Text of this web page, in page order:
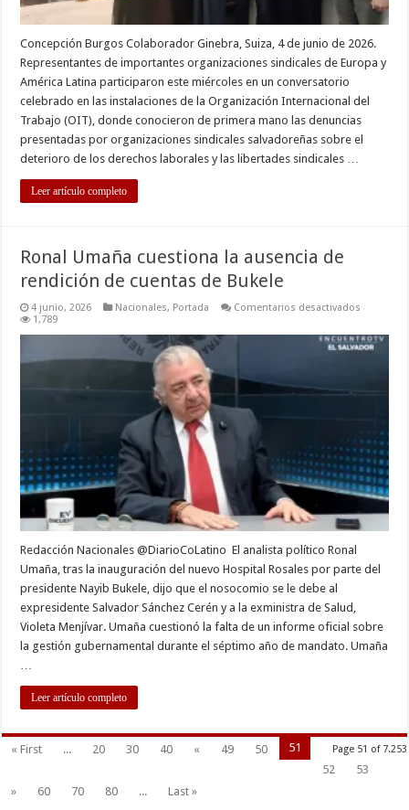
Concepción Burgos Colaborador Ginebra, Suiza, 4 de junio de 2026.
Representantes de importantes organizaciones sindicales de Europa y
América Latina participaron este miércoles en un conversatorio
celebrado en las instalaciones de la Organización Internacional del
Trabajo (OIT), donde conocieron de primera mano las denuncias
presentadas por organizaciones sindicales salvadoreñas sobre el
deterioro de los derechos laborales y las libertades sindicales …
Leer artículo completo
Ronal Umaña cuestiona la ausencia de
rendición de cuentas de Bukele
4 junio, 2026 Nacionales, Portada Comentarios desactivados
cuestiona
la
Bukele
1,789
Redacción Nacionales @DiarioCoLatino El analista político Ronal
Umaña, tras la inauguración del nuevo Hospital Rosales por parte del
presidente Nayib Bukele, dijo que el nosocomio se le debe al
expresidente Salvador Sánchez Cerén y a la exministra de Salud,
Violeta Menjívar. Umaña cuestionó la falta de un informe oficial sobre
la gestión gubernamental durante el séptimo año de mandato. Umaña
Leer artículo completo
Page 51 of 7.253
« First ... 20 30 40 « 49 50
51
52
53
»
60 70 80 ... Last »